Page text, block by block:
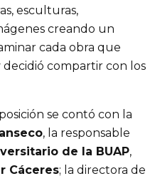
esculturas,
creando un
cada obra que
decidió compartir con los
se contó con la
, la responsable
de la BUAP,
Cáceres; la directora de